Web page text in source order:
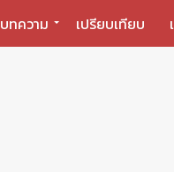
บทความ เปรียบเทียบ